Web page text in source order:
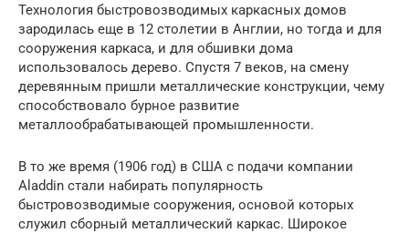
Технология быстровозводимых каркасных домов
зародилась еще в 12 столетии в Англии, но тогда и для
сооружения каркаса, и для обшивки дома
использовалось дерево. Спустя 7 веков, на смену
деревянным пришли металлические конструкции, чему
способствовало бурное развитие
металлообрабатывающей промышленности.
В то же время (1906 год) в США с подачи компании
Aladdin стали набирать популярность
быстровозводимые сооружения, основой которых
служил сборный металлический каркас. Широкое